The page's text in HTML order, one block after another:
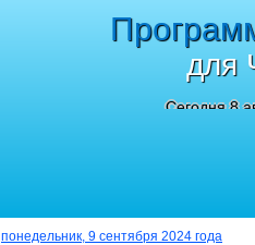
для
Сегодня 8
понедельник, 9 сентября 2024 года